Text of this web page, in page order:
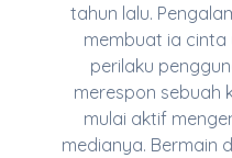
tahun lalu.
membuat ia
perilaku
merespon sebuah
mulai aktif
medianya. Bermain